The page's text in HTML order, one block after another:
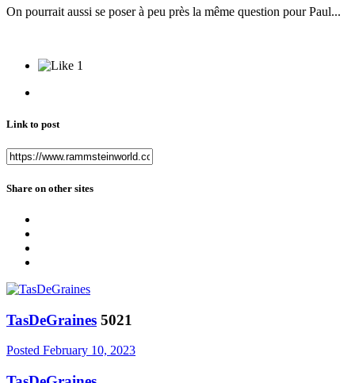
On pourrait aussi se poser à peu près la même question pour Paul...
1
Link to post
Share on other sites
TasDeGraines 5021
Posted February 10, 2023